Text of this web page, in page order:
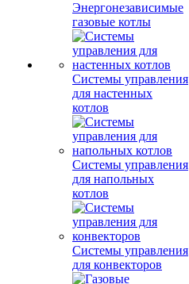
Энергонезависимые
газовые котлы
Системы управления
для настенных
котлов
Системы управления
для напольных
котлов
Системы управления
для конвекторов